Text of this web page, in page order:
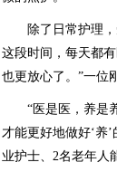
除了日常护理，
这段时间，每天都
也更放心了。”一位
“医是医，养是养
才能更好地做好‘养
业护士、2名老年人